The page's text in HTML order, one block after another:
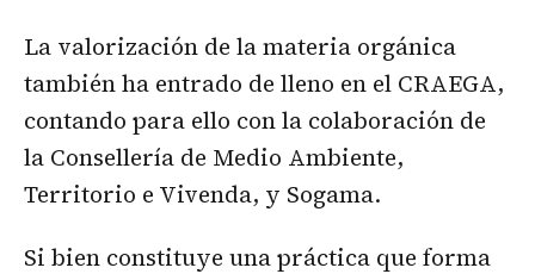
La valorización de la materia orgánica
también ha entrado de lleno en el CRAEGA,
contando para ello con la colaboración de
la Consellería de Medio Ambiente,
Territorio e Vivenda, y Sogama.
Si bien constituye una práctica que forma